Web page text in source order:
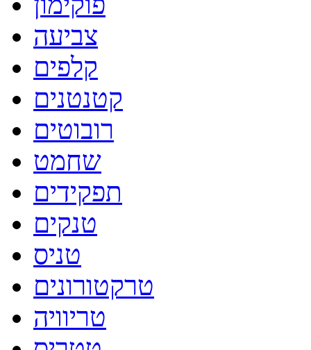
צביעה
קלפים
קטנטנים
רובוטים
שחמט
תפקידים
טנקים
טניס
טרקטורונים
טריוויה